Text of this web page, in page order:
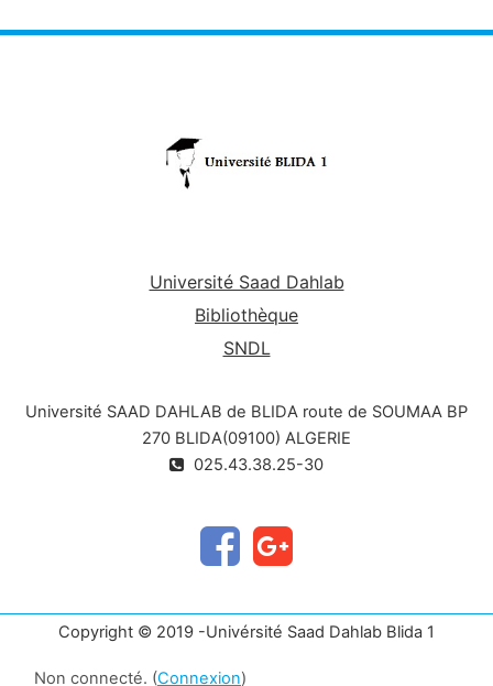
Université Saad Dahlab
Bibliothèque
SNDL
Université SAAD DAHLAB de BLIDA route de SOUMAA BP
270 BLIDA(09100) ALGERIE
025.43.38.25-30
Copyright © 2019 -Univérsité Saad Dahlab Blida 1
Non connecté. (Connexion)